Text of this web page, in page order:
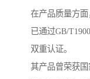
在产品质量方面
已通过GB/
双重认证。
其产品曾荣获